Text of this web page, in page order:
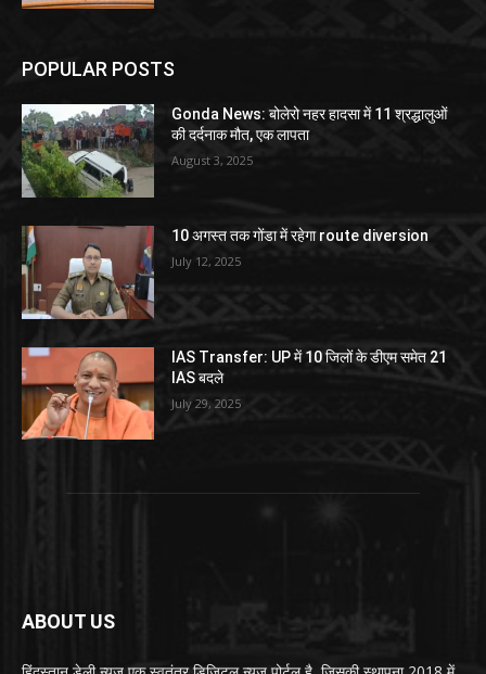
POPULAR POSTS
Gonda News: बोलेरो नहर हादसा में 11 श्रद्धालुओं
की दर्दनाक मौत, एक लापता
August 3, 2025
10 अगस्त तक गोंडा में रहेगा route diversion
July 12, 2025
IAS Transfer: UP में 10 जिलों के डीएम समेत 21
IAS बदले
July 29, 2025
ABOUT US